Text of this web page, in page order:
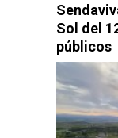
Sol del
públicos